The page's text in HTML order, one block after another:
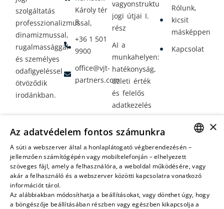
Károly tér
8.
+36 1 501
9900
office@vjt-
partners.com
vagyonstrukturálás
jogi útjai I.
rész
AI a
munkahelyen:
hatékonyság,
üzleti érték
és felelős
adatkezelés
amikor a jövő
nem a
véletlenen
múlik
Rólunk,
kicsit
másképpen
Kapcsolat
szolgáltatás
professzionalizmussal,
dinamizmussal,
rugalmassággal
és személyes
odafigyeléssel
ötvöződik
irodánkban.
HUNGARIAN
ENGLISH
×
Az adatvédelem fontos számunkra
A süti a webszerver által a honlaplátogató végberendezésén –
jellemzően számítógépén vagy mobiltelefonján – elhelyezett
szöveges fájl, amely a felhasználóra, a weboldal működésére, vagy
akár a felhasználó és a webszerver közötti kapcsolatra vonatkozó
információt tárol.
Az alábbiakban módosíthatja a beállításokat, vagy dönthet úgy, hogy
a böngészője beállításában részben vagy egészben kikapcsolja a